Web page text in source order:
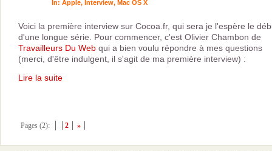
In: Apple, Interview, Mac OS X
Voici la première interview sur Cocoa.fr, qui sera je l'espère le
d'une longue série. Pour commencer, c'est Olivier Chambon de
Travailleurs Du Web qui a bien voulu répondre à mes questions
(merci, d'être indulgent, il s'agit de ma première interview) :
Lire la suite
Pages (2): 2 »